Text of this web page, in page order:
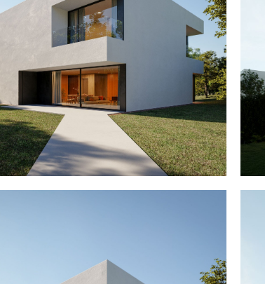
Moradia em Francelos